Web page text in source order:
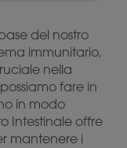
del nostro
immunitario,
nella
fare in
in modo
Intestinale offre
mantenere i